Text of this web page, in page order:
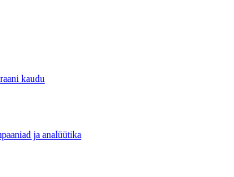
kaudu
ja analüütika